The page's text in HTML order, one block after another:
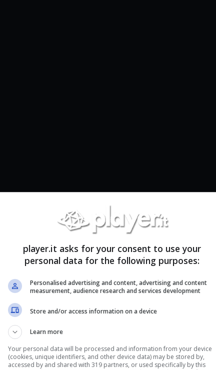
dire che non si possa pensare ad
con nuovi accessori e periferiche, soprattutto
numerosi sconti imperdibili.
di sconti più lungo di sempre, il Prime
nel corso di questi giorni saranno presenti su
e dunqueti consigliamo di cliccare su questo
PC gaming c’è sicuramente questa sulla
al volo dato che stiamo parlando di una delle
addirittura del 25%.
player.it asks for your consent to use your
personal data for the following purposes:
Personalised advertising and content, advertising and content
measurement, audience research and services development
Store and/or access information on a device
Learn more
Your personal data will be processed and information from your device
(cookies, unique identifiers, and other device data) may be stored by,
accessed by and shared with 319 partners, or used specifically by this